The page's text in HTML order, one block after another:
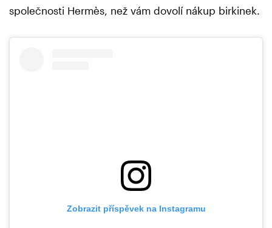
společnosti Hermès, než vám dovolí nákup birkinek.
Zobrazit příspěvek na Instagramu